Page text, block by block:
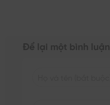
Để lại một bình luận